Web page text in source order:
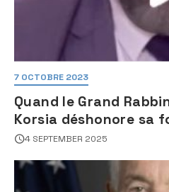
7 OCTOBRE 2023
Quand le Grand
Korsia déshonore sa
son sang froid
4 SEPTEMBER 2025